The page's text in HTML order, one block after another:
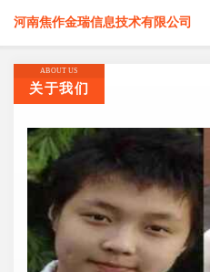
河南焦作金瑞信息技术有限公司
ABOUT US
关于我们